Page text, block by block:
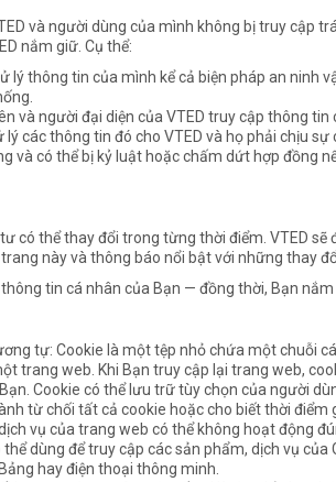
và người dùng của mình không bị truy cập
nắm giữ. Cụ thể:
lý thông tin của mình kể cả biện pháp an ninh
và người đại diện của VTED truy cập thông
các thông tin đó cho VTED và họ phải chịu
và có thể bị kỷ luật hoặc chấm dứt hợp đồng
có thể thay đổi trong từng thời điểm. VTED sẽ
này và thông báo nổi bật với những thay
tin cá nhân của Bạn — đồng thời, Bạn nắm
tự: Cookie là một tệp nhỏ chứa một chuỗi
trang web. Khi Bạn truy cập lại trang web,
Cookie có thể lưu trữ tùy chọn của người
từ chối tất cả cookie hoặc cho biết thời điểm
vụ của trang web có thể không hoạt động
dùng để truy cập các sản phẩm, dịch vụ của
hay điện thoại thông minh.